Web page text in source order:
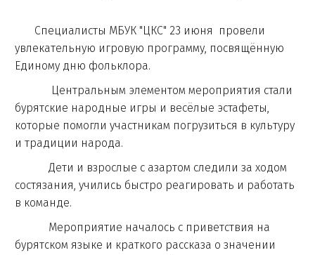
Специалисты МБУК "ЦКС" 23 июня провели
увлекательную игровую программу, посвящённую
Единому дню фольклора.
Центральным элементом мероприятия стали
бурятские народные игры и весёлые эстафеты,
которые помогли участникам погрузиться в культуру
и традиции народа.
Дети и взрослые с азартом следили за ходом
состязания, учились быстро реагировать и работать
в команде.
Мероприятие началось с приветствия на
бурятском языке и краткого рассказа о значении